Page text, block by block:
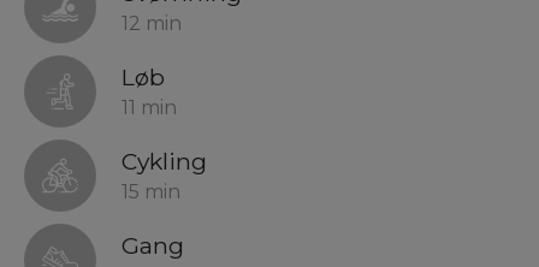
12 min
Løb
11 min
Cykling
15 min
Gang